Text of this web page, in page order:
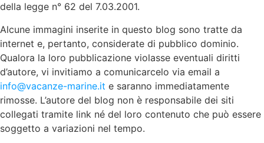
della legge n° 62 del 7.03.2001.
Alcune immagini inserite in questo blog sono tratte da
internet e, pertanto, considerate di pubblico dominio.
Qualora la loro pubblicazione violasse eventuali diritti
d’autore, vi invitiamo a comunicarcelo via email a
info@vacanze-marine.it e saranno immediatamente
rimosse. L’autore del blog non è responsabile dei siti
collegati tramite link né del loro contenuto che può essere
soggetto a variazioni nel tempo.